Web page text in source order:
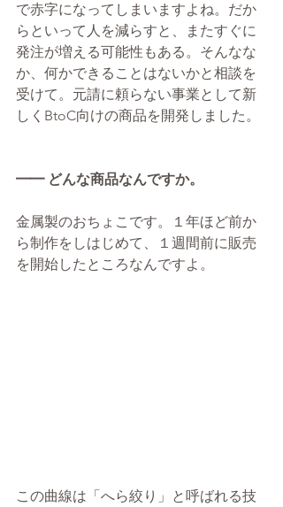
で赤字になってしまいますよね。だか
らといって人を減らすと、またすぐに
発注が増える可能性もある。そんなな
か、何かできることはないかと相談を
受けて。元請に頼らない事業として新
しくBtoC向けの商品を開発しました。
━━ どんな商品なんですか。
金属製のおちょこです。１年ほど前か
ら制作をしはじめて、１週間前に販売
を開始したところなんですよ。​​​​
この曲線は「へら絞り」と呼ばれる技